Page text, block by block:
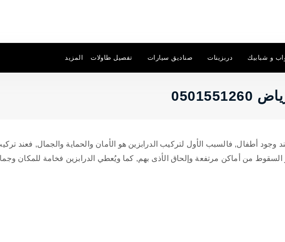
و شبابيك دربزينات صناديق سيارات تفصيل طاولات المزيد
وجود أطفال, فالسبب الأول لتركيب الدرابزين هو الأمان والحماية والجمال, فعند
من أماكن مرتفعة وإلحاق الأذى بهم, كما ويُعطي الدرابزين فخامة للمكان